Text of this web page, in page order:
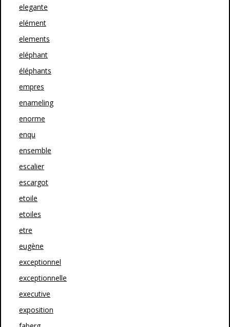
elegante
elément
elements
eléphant
éléphants
empres
enameling
enorme
enqu
ensemble
escalier
escargot
etoile
etoiles
etre
eugène
exceptionnel
exceptionnelle
executive
exposition